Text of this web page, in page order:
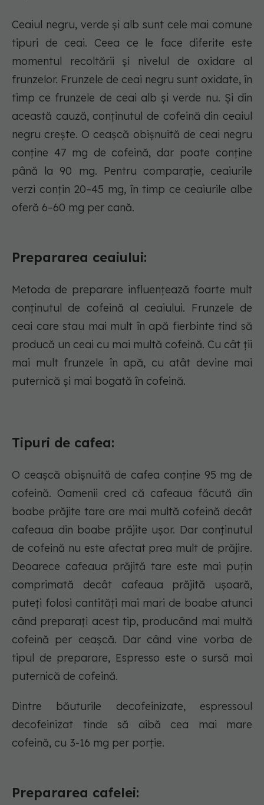
Ceaiul negru, verde și alb sunt cele mai comune
tipuri de ceai. Ceea ce le face diferite este
momentul recoltării și nivelul de oxidare al
frunzelor. Frunzele de ceai negru sunt oxidate, în
timp ce frunzele de ceai alb și verde nu. Și din
această cauză, conținutul de cofeină din ceaiul
negru crește. O ceașcă obișnuită de ceai negru
conține 47 mg de cofeină, dar poate conține
până la 90 mg. Pentru comparație, ceaiurile
verzi conțin 20–45 mg, în timp ce ceaiurile albe
oferă 6–60 mg per cană.
Prepararea ceaiului:
Metoda de preparare influențează foarte mult
conținutul de cofeină al ceaiului. Frunzele de
ceai care stau mai mult în apă fierbinte tind să
producă un ceai cu mai multă cofeină. Cu cât ții
mai mult frunzele în apă, cu atât devine mai
puternică și mai bogată în cofeină.
Tipuri de cafea:
O ceașcă obișnuită de cafea conține 95 mg de
cofeină. Oamenii cred că cafeaua făcută din
boabe prăjite tare are mai multă cofeină decât
cafeaua din boabe prăjite ușor. Dar conținutul
de cofeină nu este afectat prea mult de prăjire.
Deoarece cafeaua prăjită tare este mai puțin
comprimată decât cafeaua prăjită ușoară,
puteți folosi cantități mai mari de boabe atunci
când preparați acest tip, producând mai multă
cofeină per ceașcă. Dar când vine vorba de
tipul de preparare, Espresso este o sursă mai
puternică de cofeină.
Dintre băuturile decofeinizate, espressoul
decofeinizat tinde să aibă cea mai mare
cofeină, cu 3-16 mg per porție.
Prepararea cafelei: